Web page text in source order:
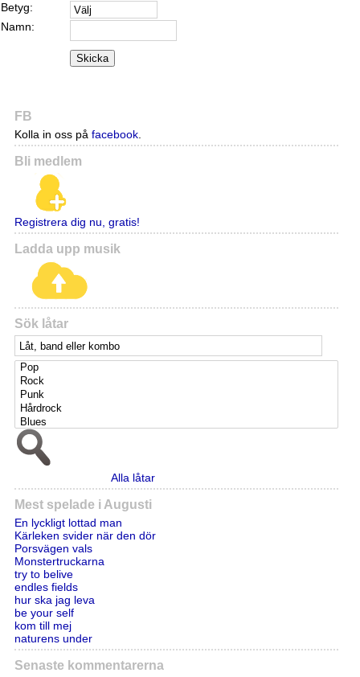
Betyg:
Namn:
Skicka
FB
Kolla in oss på facebook.
Bli medlem
Registrera dig nu, gratis!
Ladda upp musik
Sök låtar
Alla låtar
Mest spelade i Augusti
En lyckligt lottad man
Kärleken svider när den dör
Porsvägen vals
Monstertruckarna
try to belive
endles fields
hur ska jag leva
be your self
kom till mej
naturens under
Senaste kommentarerna